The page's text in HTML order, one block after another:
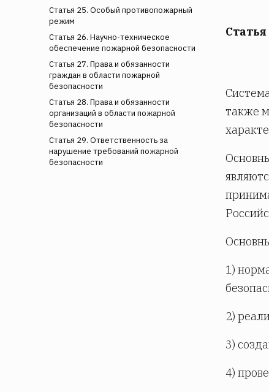
Статья 25. Особый противопожарный
режим
Статья 26. Научно-техническое
обеспечение пожарной безопасности
Статья 27. Права и обязанности
граждан в области пожарной
безопасности
Статья 28. Права и обязанности
организаций в области пожарной
безопасности
Статья 29. Ответственность за
нарушение требований пожарной
безопасности
также
1)
2)
3)
4)